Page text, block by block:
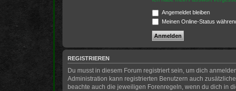
Angemeldet bleiben
Meinen Online-Status
REGISTRIEREN
Du musst in diesem Forum registriert sein, um dich
Administration kann registrierten Benutzern auch
beachte auch die jeweiligen Forenregeln, wenn du dich in